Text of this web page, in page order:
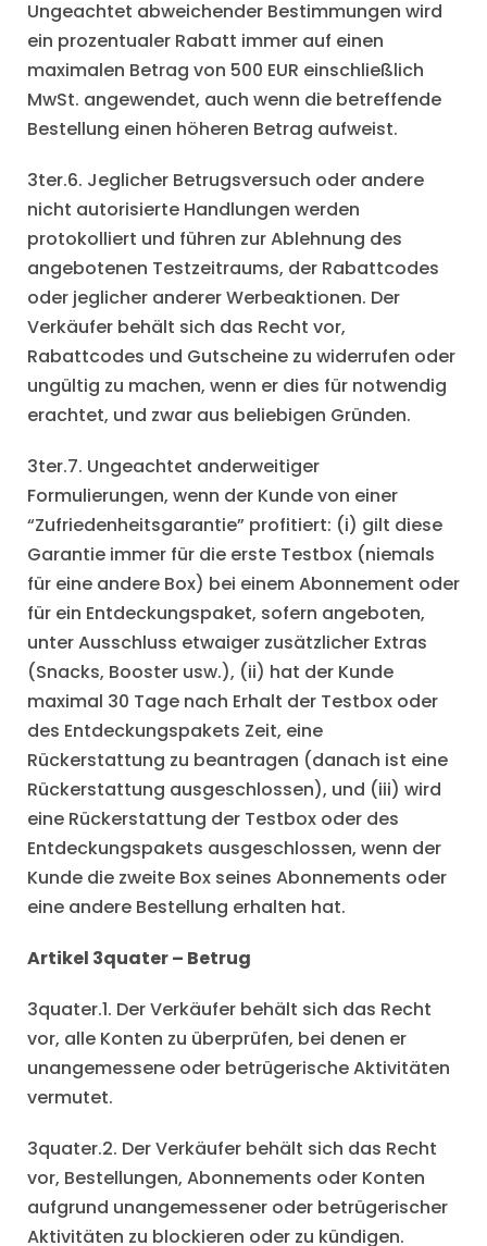
Ungeachtet abweichender Bestimmungen wird
ein prozentualer Rabatt immer auf einen
maximalen Betrag von 500 EUR einschließlich
MwSt. angewendet, auch wenn die betreffende
Bestellung einen höheren Betrag aufweist.
3ter.6. Jeglicher Betrugsversuch oder andere
nicht autorisierte Handlungen werden
protokolliert und führen zur Ablehnung des
angebotenen Testzeitraums, der Rabattcodes
oder jeglicher anderer Werbeaktionen. Der
Verkäufer behält sich das Recht vor,
Rabattcodes und Gutscheine zu widerrufen oder
ungültig zu machen, wenn er dies für notwendig
erachtet, und zwar aus beliebigen Gründen.
3ter.7. Ungeachtet anderweitiger
Formulierungen, wenn der Kunde von einer
“Zufriedenheitsgarantie” profitiert: (i) gilt diese
Garantie immer für die erste Testbox (niemals
für eine andere Box) bei einem Abonnement oder
für ein Entdeckungspaket, sofern angeboten,
unter Ausschluss etwaiger zusätzlicher Extras
(Snacks, Booster usw.), (ii) hat der Kunde
maximal 30 Tage nach Erhalt der Testbox oder
des Entdeckungspakets Zeit, eine
Rückerstattung zu beantragen (danach ist eine
Rückerstattung ausgeschlossen), und (iii) wird
eine Rückerstattung der Testbox oder des
Entdeckungspakets ausgeschlossen, wenn der
Kunde die zweite Box seines Abonnements oder
eine andere Bestellung erhalten hat.
Artikel 3quater – Betrug
3quater.1. Der Verkäufer behält sich das Recht
vor, alle Konten zu überprüfen, bei denen er
unangemessene oder betrügerische Aktivitäten
vermutet.
3quater.2. Der Verkäufer behält sich das Recht
vor, Bestellungen, Abonnements oder Konten
aufgrund unangemessener oder betrügerischer
Aktivitäten zu blockieren oder zu kündigen.